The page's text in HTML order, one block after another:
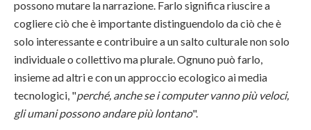
possono mutare la narrazione. Farlo significa riuscire a
cogliere ciò che è importante distinguendolo da ciò che è
solo interessante e contribuire a un salto culturale non solo
individuale o collettivo ma plurale. Ognuno può farlo,
insieme ad altri e con un approccio ecologico ai media
tecnologici, "perché, anche se i computer vanno più veloci,
gli umani possono andare più lontano".